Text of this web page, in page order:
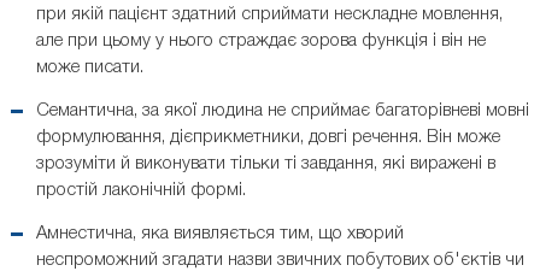
при якій пацієнт здатний сприймати нескладне мовлення,
але при цьому у нього страждає зорова функція і він не
може писати.
Семантична, за якої людина не сприймає багаторівневі мовні
формулювання, дієприкметники, довгі речення. Він може
зрозуміти й виконувати тільки ті завдання, які виражені в
простій лаконічній формі.
Амнестична, яка виявляється тим, що хворий
неспроможний згадати назви звичних побутових об'єктів чи